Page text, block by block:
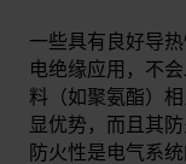
一些具有良好导
电绝缘应用，不
料（如聚氨酯）
显优势，而且其
防火性是电气系